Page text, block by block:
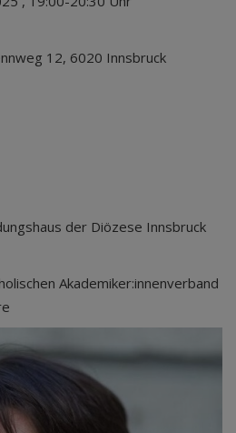
12, 6020 Innsbruck
der Diözese Innsbruck
Akademiker:innenverband